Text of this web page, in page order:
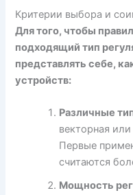
Критерии выбора и
Для того, чтобы
подходящий тип
представлять себе,
устройств:
Различные
векторная
Первые
считаются
Мощность